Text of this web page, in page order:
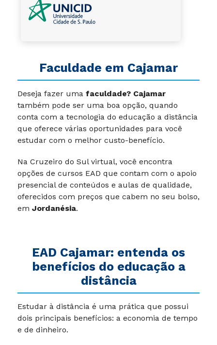
Faculdade em Cajamar
Deseja fazer uma faculdade? Cajamar
também pode ser uma boa opção, quando
conta com a tecnologia do educação a distância
que oferece várias oportunidades para você
estudar com o melhor custo-benefício.
Na Cruzeiro do Sul virtual, você encontra
opções de cursos EAD que contam com o apoio
presencial de conteúdos e aulas de qualidade,
oferecidos com preços que cabem no seu bolso,
em Jordanésia.
EAD Cajamar: entenda os
benefícios do educação a
distância
Estudar à distância é uma prática que possui
dois principais benefícios: a economia de tempo
e de dinheiro.